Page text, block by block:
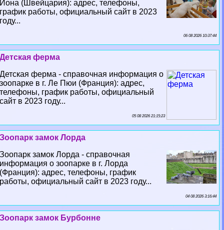
Йона (Швейцария): адрес, телефоны,
график работы, официальный сайт в 2023
году...
06 08 2026 10:37:44
Детская ферма
Детская ферма - справочная информация о
зоопарке в г. Ле Пюи (Франция): адрес,
телефоны, график работы, официальный
сайт в 2023 году...
05 08 2026 21:15:23
Зоопарк замок Лорда
Зоопарк замок Лорда - справочная
информация о зоопарке в г. Лорда
(Франция): адрес, телефоны, график
работы, официальный сайт в 2023 году...
04 08 2026 3:16:44
Зоопарк замок Бурбонне